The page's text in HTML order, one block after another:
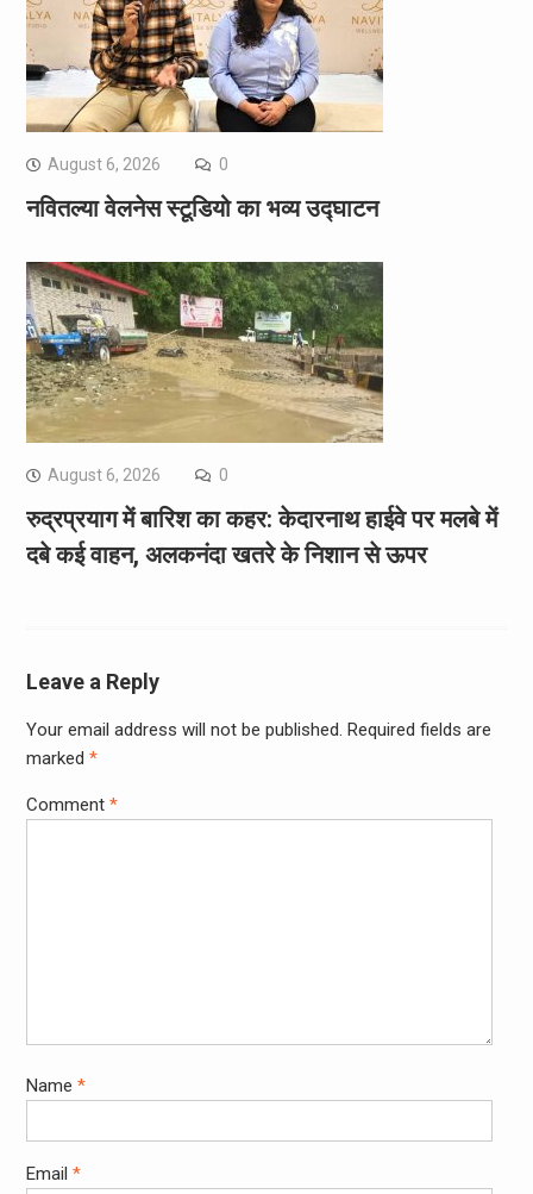
August 6, 2026 0
नवितल्या वेलनेस स्टूडियो का भव्य उद्घाटन
August 6, 2026 0
रुद्रप्रयाग में बारिश का कहर: केदारनाथ हाईवे पर मलबे में
दबे कई वाहन, अलकनंदा खतरे के निशान से ऊपर
Leave a Reply
Your email address will not be published. Required fields are
marked *
Comment *
Name *
Email *